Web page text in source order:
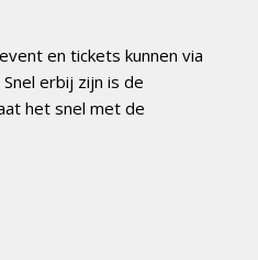
en tickets kunnen via
erbij zijn is de
het snel met de